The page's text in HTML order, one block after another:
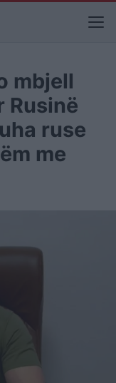
mbjell
Rusinë
ruse
me